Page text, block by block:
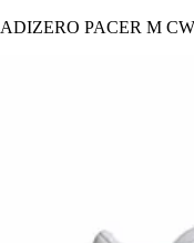
ADIZERO PACER M